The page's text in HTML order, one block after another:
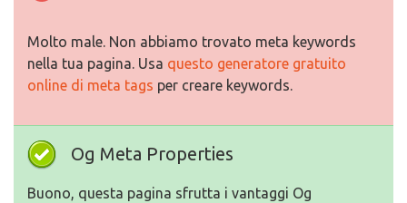
Molto male. Non abbiamo trovato meta keywords
nella tua pagina. Usa questo generatore gratuito
online di meta tags per creare keywords.
Og Meta Properties
Buono, questa pagina sfrutta i vantaggi Og